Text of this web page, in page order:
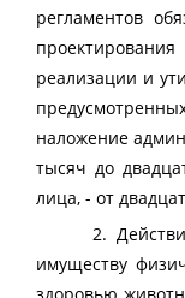
регламентов
реализации и
наложение
тысяч до
лица, - от
2.
имуществу